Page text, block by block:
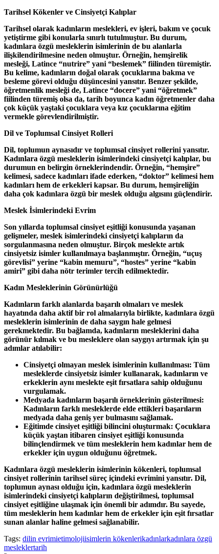
Tarihsel Kökenler ve Cinsiyetçi Kalıplar
Tarihsel olarak kadınların meslekleri, ev işleri, bakım ve çocuk
yetiştirme gibi konularla sınırlı tutulmuştur. Bu durum,
kadınlara özgü mesleklerin isimlerinin de bu alanlarla
ilişkilendirilmesine neden olmuştur. Örneğin, hemşirelik
mesleği, Latince “nutrire” yani “beslemek” fiilinden türemiştir.
Bu kelime, kadınların doğal olarak çocuklarına bakma ve
besleme görevi olduğu düşüncesini yansıtır. Benzer şekilde,
öğretmenlik mesleği de, Latince “docere” yani “öğretmek”
fiilinden türemiş olsa da, tarih boyunca kadın öğretmenler daha
çok küçük yaştaki çocuklara veya kız çocuklarına eğitim
vermekle görevlendirilmiştir.
Dil ve Toplumsal Cinsiyet Rolleri
Dil, toplumun aynasıdır ve toplumsal cinsiyet rollerini yansıtır.
Kadınlara özgü mesleklerin isimlerindeki cinsiyetçi kalıplar, bu
durumun en belirgin örneklerindendir. Örneğin, “hemşire”
kelimesi, sadece kadınları ifade ederken, “doktor” kelimesi hem
kadınları hem de erkekleri kapsar. Bu durum, hemşireliğin
daha çok kadınlara özgü bir meslek olduğu algısını güçlendirir.
Meslek İsimlerindeki Evrim
Son yıllarda toplumsal cinsiyet eşitliği konusunda yaşanan
gelişmeler, meslek isimlerindeki cinsiyetçi kalıpların da
sorgulanmasına neden olmuştur. Birçok meslekte artık
cinsiyetsiz isimler kullanılmaya başlanmıştır. Örneğin, “uçuş
görevlisi” yerine “kabin memuru”, “hostes” yerine “kabin
amiri” gibi daha nötr terimler tercih edilmektedir.
Kadın Mesleklerinin Görünürlüğü
Kadınların farklı alanlarda başarılı olmaları ve meslek
hayatında daha aktif bir rol almalarıyla birlikte, kadınlara özgü
mesleklerin isimlerinin de daha saygın hale gelmesi
gerekmektedir. Bu bağlamda, kadınların mesleklerini daha
görünür kılmak ve bu mesleklere olan saygıyı artırmak için şu
adımlar atılabilir:
Cinsiyetçi olmayan meslek isimlerinin kullanılması: Tüm
mesleklerde cinsiyetsiz isimler kullanarak, kadınların ve
erkeklerin aynı meslekte eşit fırsatlara sahip olduğunu
vurgulamak.
Medyada kadınların başarılı örneklerinin gösterilmesi:
Kadınların farklı mesleklerde elde ettikleri başarıların
medyada daha geniş yer bulmasını sağlamak.
Eğitimde cinsiyet eşitliği bilincini oluşturmak: Çocuklara
küçük yaştan itibaren cinsiyet eşitliği konusunda
bilinçlendirmek ve tüm mesleklerin hem kadınlar hem de
erkekler için uygun olduğunu öğretmek.
Kadınlara özgü mesleklerin isimlerinin kökenleri, toplumsal
cinsiyet rollerinin tarihsel süreç içindeki evrimini yansıtır. Dil,
toplumun aynası olduğu için, kadınlara özgü mesleklerin
isimlerindeki cinsiyetçi kalıpların değiştirilmesi, toplumsal
cinsiyet eşitliğine ulaşmak için önemli bir adımdır. Bu sayede,
tüm mesleklerin hem kadınlar hem de erkekler için eşit fırsatlar
sunan alanlar haline gelmesi sağlanabilir.
Tags: dilin evrimietimolojiisimlerin kökenlerikadınlarkadınlara özgü
mesleklertarih